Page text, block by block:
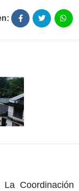
Coordinación